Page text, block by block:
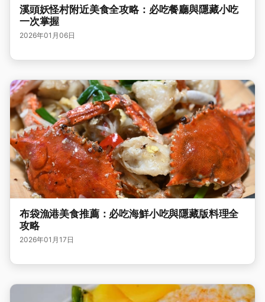
溪頭妖怪村附近美食全攻略：必吃餐廳與隱藏小吃
一次掌握
2026年01月06日
布袋漁港美食推薦：必吃海鮮小吃與隱藏版料理全
攻略
2026年01月17日